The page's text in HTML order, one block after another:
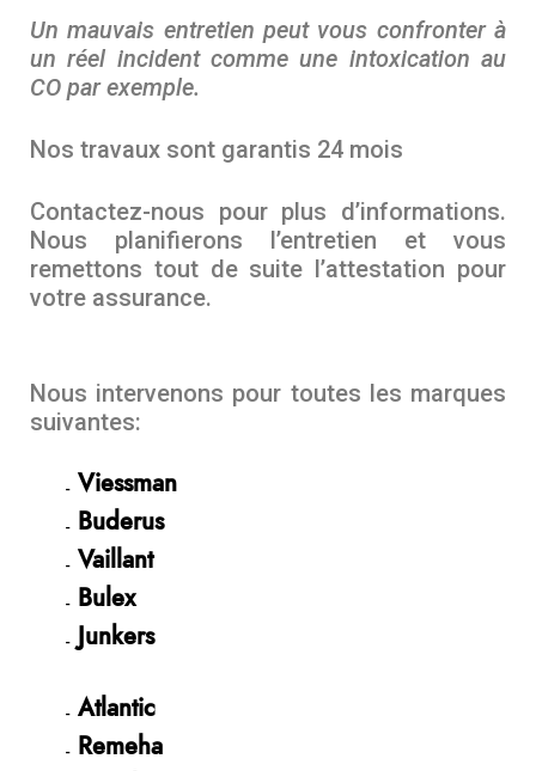
Un mauvais entretien peut vous confronter à
un réel incident comme une intoxication au
CO par exemple.
Nos travaux sont garantis 24 mois
Contactez-nous pour plus d’informations.
Nous planifierons l’entretien et vous
remettons tout de suite l’attestation pour
votre assurance.
Nous intervenons pour toutes les marques
suivantes:
Viessman
Buderus
Vaillant
Bulex
Junkers
Atlantic
Remeha